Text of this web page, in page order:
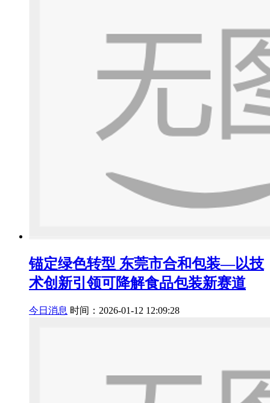
锚定绿色转型 东莞市合和包装—以技
术创新引领可降解食品包装新赛道
今日消息 时间：2026-01-12 12:09:28